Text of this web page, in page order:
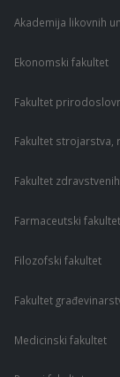
Akademija likovnih
Ekonomski fakultet
Fakultet
Fakultet strojarstva,
Fakultet
Farmaceutski fakultet
Filozofski fakultet
Fakultet
Medicinski fakultet